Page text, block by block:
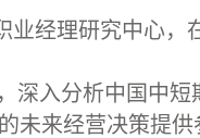
经理研究中心
入分析中国中
未来经营决策提供